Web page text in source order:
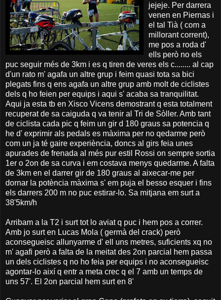
jejeje. Per darrera
venen en Piernas i
el tal Tià ( com a
millorant corrent),
me pos a roda d'
ells però no els
puc seguir més de 3km i es q tiren de veres els c........ al cap
d'un rato m' agafa un altre grup i feim quasi tota sa bici
plegats fins q ens agafa un altre grup amb molt de ciclistes
dels q ho feien per equips i aqui s' acaba sa tranquilitat.
Aqui ja esta tb en Xisco Vicens demostrant q esta totalment
recuperat de sa caiguda q va tenir al Tri de Sòller. Amb tant
de ciclista cada pic q feim un gir d 180 graus sa potencia q
he d' exprimir als pedals es màxima per no qedarme però
com un ja té gaire experiència, doncs al girs feia unes
apurades de frenada al més pur estil Rossi on sempre sortia
1er o 2on de sa curva i em costava menys quedarme. A falta
de 3km en el darrer gir de 180 graus al aixecar-me per
dornar la potència màxima s' em puja el besso esquer i fins
els darrers 200 m no puc estirar-lo. Sa mitjana em surt a
38'5km/h
Arribam a la T2 i surt tot lo aviat q puc i hem pos a correr.
Amb jo surt en Lucas Mola ( germà del crack) però
aconsegueisc allunyarme d' ell uns metres, suficients xq no
m' agafi però a falta de la meitat des 2on parcial hem passa
un dels ciclistes q no ho feia per equips i no aconsegueisc
agontar-lo així q entr a meta crec q el 7 amb un temps de
uns 57'. El 2on parcial hem surt en 8'